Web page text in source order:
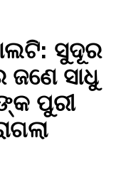
ସୁଦୂର
ଜଣେ ସାଧୁ
ପୁରୀ